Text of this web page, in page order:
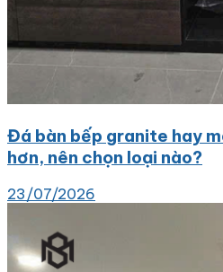
Đá bàn bếp granite hay
hơn, nên chọn loại nào?
23/07/2026